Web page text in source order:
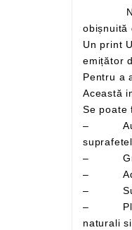
Un print UV constă într-o tehnică de printare prin care cerneala se aplică pe un material sau obiect de imprimat, care este apoi uscată instant de către un
emițător
Această
– Autocolant industrial UV pentru semne si indicatoare – Folie adeziva din PVC polimeric, utilizata in special la exterior, pentru decorarea
–
–
–
– Placi forex industrial UV industrial pentru semne si indicatoare cu suprafata tare, lucioasa, bun izolator termic si fonic, rezistenta mare la agenti
naturali